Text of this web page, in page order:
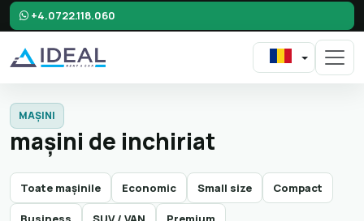
+4.0722.118.060
MAȘINI
maşini de inchiriat
Toate mașinile Economic Small size Compact